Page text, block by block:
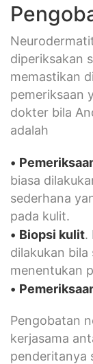
diperiksakan
memastikan
pemeriksaan
dokter bila
adalah
•
biasa
sederhana
pada kulit.
• Biopsi kulit.
dilakukan
menentukan
•
Pengobatan
kerjasama
penderitanya